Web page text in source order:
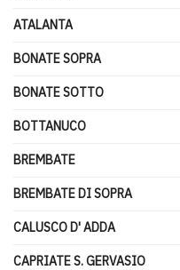
ATALANTA
BONATE SOPRA
BONATE SOTTO
BOTTANUCO
BREMBATE
BREMBATE DI SOPRA
CALUSCO D' ADDA
CAPRIATE S. GERVASIO